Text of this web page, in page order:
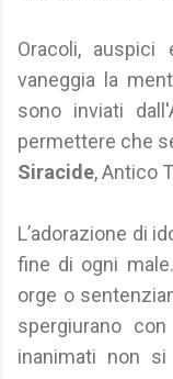
Oracoli,
vaneggia la
sono inviati
permettere che
Siracide, Antico
L’adorazione di
fine di ogni
orge o
spergiurano
inanimati non